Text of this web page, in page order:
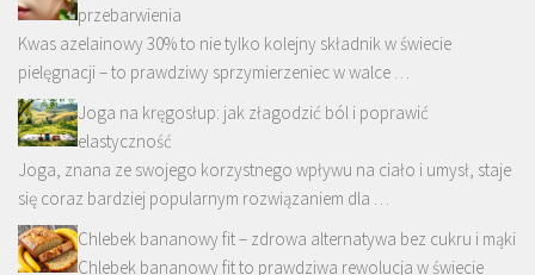
przebarwienia
Kwas azelainowy 30% to nie tylko kolejny składnik w świecie
pielęgnacji – to prawdziwy sprzymierzeniec w walce …
Joga na kręgosłup: jak złagodzić ból i poprawić
elastyczność
Joga, znana ze swojego korzystnego wpływu na ciało i umysł, staje
się coraz bardziej popularnym rozwiązaniem dla …
Chlebek bananowy fit – zdrowa alternatywa bez cukru i mąki
Chlebek bananowy fit to prawdziwa rewolucja w świecie